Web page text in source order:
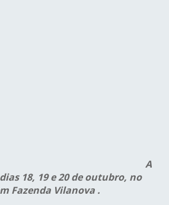
A
18, 19 e 20 de outubro, no
Fazenda Vilanova .